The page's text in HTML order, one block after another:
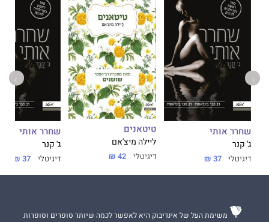
שחרר אותי
ג' קנר
דיגיטלי 37 ₪
טיטאנים
ליילה מיצ'אם
דיגיטלי 42 ₪
שחרר אותי
ג' קנר
דיגיטלי 37 ₪
משימת העל של אינדיבוק היא לאפשר לכמה שיותר סופרים וסופרות